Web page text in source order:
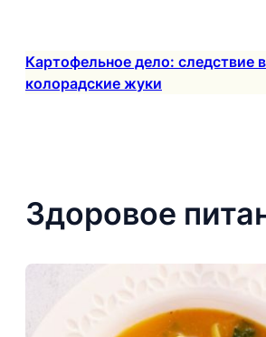
содержимому
Картофельное дело: следствие
колорадские жуки
Здоровое